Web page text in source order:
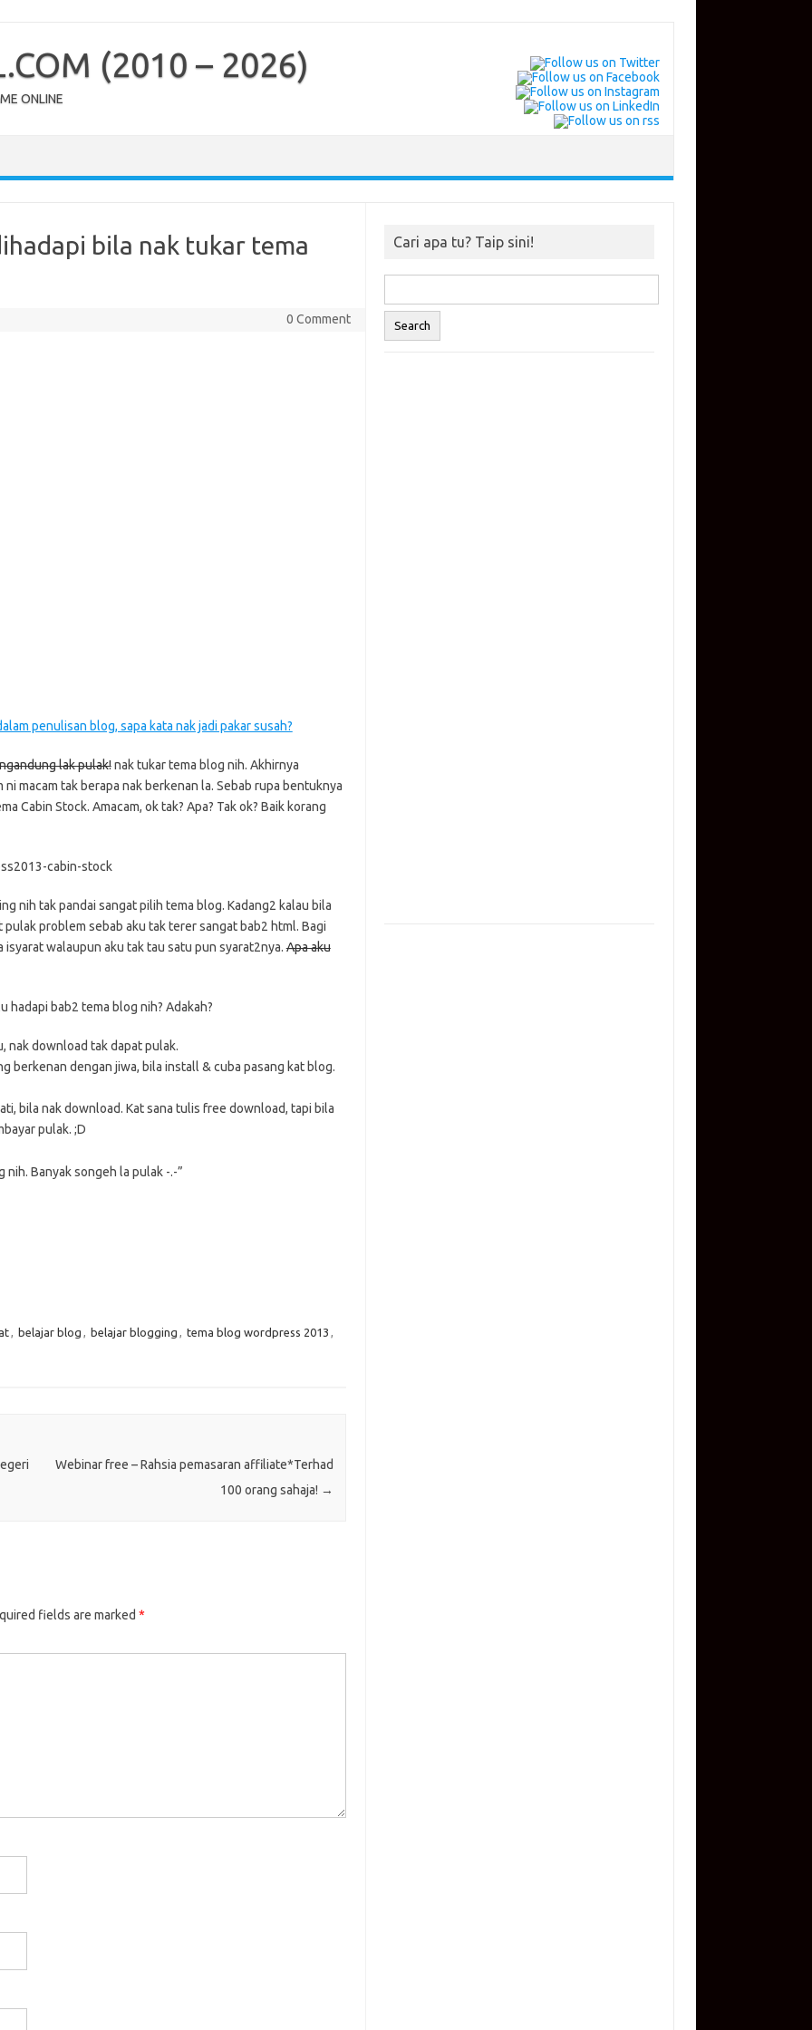
(2010 – 2026)
ONLINE
bila nak tukar tema
0 Comment
penulisan blog, sapa kata nak jadi pakar susah?
lak pulak!nak tukar tema blog nih. Akhirnya
macam tak berapa nak berkenan la. Sebab rupa bentuknya
Cabin Stock. Amacam, ok tak? Apa? Tak ok? Baik korang
nih tak pandai sangat pilih tema blog. Kadang2 kalau bila
problem sebab aku tak terer sangat bab2 html. Bagi
isyarat walaupun aku tak tau satu pun syarat2nya.Apa aku
hadapi bab2 tema blog nih? Adakah?
nak download tak dapat pulak.
berkenan dengan jiwa, bila install & cuba pasang kat blog.
bila nak download. Kat sana tulis free download, tapi bila
pulak. ;D
nih. Banyak songeh la pulak -.-”
, belajar blog , belajar blogging , tema blog wordpress 2013 ,
Webinar free – Rahsia pemasaran affiliate*Terhad
100 orang sahaja! →
fields are marked *
Cari apa tu? Taip sini!